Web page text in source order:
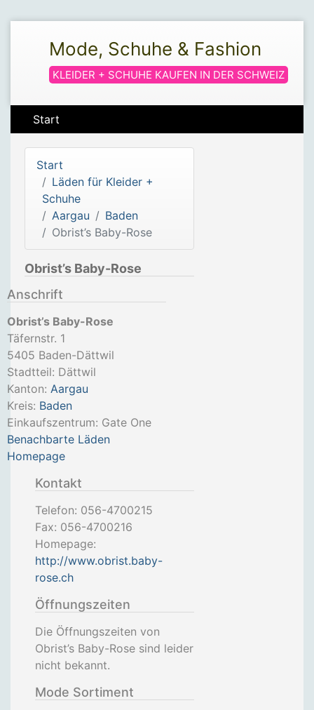
Mode, Schuhe & Fashion
KLEIDER + SCHUHE KAUFEN IN DER SCHWEIZ
Start
Start
Läden für Kleider +
Schuhe
Aargau
Baden
Obrist’s Baby-Rose
Obrist’s Baby-Rose
Anschrift
Obrist’s Baby-Rose
Täfernstr. 1
5405 Baden-Dättwil
Stadtteil: Dättwil
Kanton: Aargau
Kreis: Baden
Einkaufszentrum: Gate One
Benachbarte Läden
Homepage
Kontakt
Telefon: 056-4700215
Fax: 056-4700216
Homepage:
http://www.obrist.baby-
rose.ch
Öffnungszeiten
Die Öffnungszeiten von
Obrist’s Baby-Rose sind leider
nicht bekannt.
Mode Sortiment